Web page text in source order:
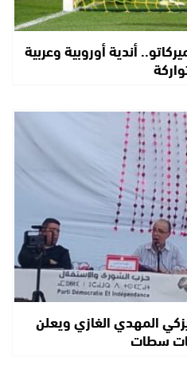
أندية أوروبية وعربية
المهدي الغازي ويعلن
سطات